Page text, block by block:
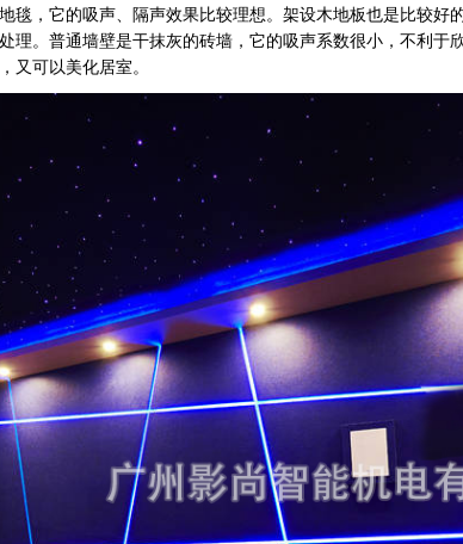
毯，它的吸声、隔声效果比较理想。架设木地板也是比较好
理。普通墙壁是干抹灰的砖墙，它的吸声系数很小，不利于
又可以美化居室。